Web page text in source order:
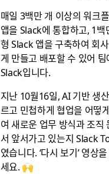
매일 3백만 개 이상의 워크
앱을 Slack에 통합하고, 1
형 Slack 앱을 구축하여 회
게 만들고 배포할 수 있어
Slack입니다.
지난 10월16일, AI 기반 생
르고 민첩하게 협업을 어떻
여 새로운 업무 방식과 조
서 앞서가고 있는지 Slack
였습니다. ‘다시 보기’ 영상
세요. 🙌